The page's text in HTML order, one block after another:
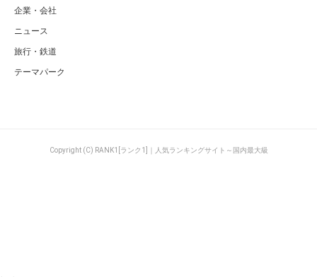
企業・会社
ニュース
旅行・鉄道
テーマパーク
Copyright (C) RANK1[ランク1]｜人気ランキングサイト～国内最大級